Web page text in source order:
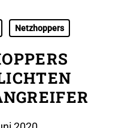
Netzhoppers